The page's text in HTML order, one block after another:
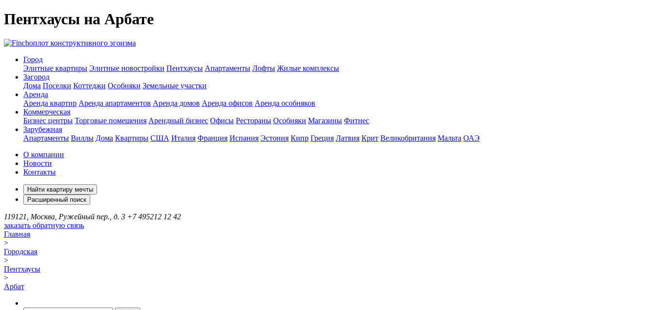
Пентхаусы на Арбате
оплот конструктивного эгоизма
Город
Элитные квартиры Элитные новостройки Пентхаусы Апартаменты Лофты Жилые комплексы
Загород
Дома Поселки Коттеджи Особняки Земельные участки
Аренда
Аренда квартир Аренда апартаментов Аренда домов Аренда офисов Аренда особняков
Коммерческая
Бизнес центры Торговые помещения Арендный бизнес Офисы Рестораны Особняки Магазины Фитнес
Зарубежная
Апартаменты Виллы Дома Квартиры США Италия Франция Испания Эстония Кипр Греция Латвия Крит Великобритания Мальта ОАЭ
О компании
Новости
Контакты
Найти квартиру мечты
Расширенный поиск
119121, Москва, Ружейный пер., д. 3 +7 495212 12 42
заказать обратную связь
Главная
>
Городская
>
Пентхаусы
>
Арбат